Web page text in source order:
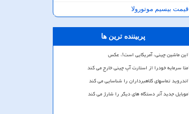
قیمت بیسیم موتورولا
پربیننده ترین ها
این ماشین چینی، آمریکایی است!، عکس
متا سرمایه خودرا از استارت آپ چینی خارج می کند
اندروید تماسهای کلاهبرداران را شناسایی می کند
موبایل جدید آنر دستگاه های دیگر را شارژ می کند